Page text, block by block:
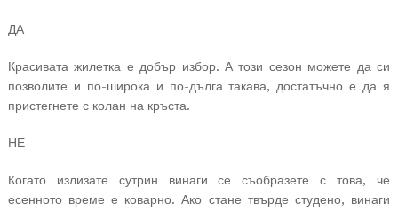
ДА
Красивата жилетка е добър избор. А този сезон можете да си
позволите и по-широка и по-дълга такава, достатъчно е да я
пристегнете с колан на кръста.
НЕ
Когато излизате сутрин винаги се съобразете с това, че
есенното време е коварно. Ако стане твърде студено, винаги